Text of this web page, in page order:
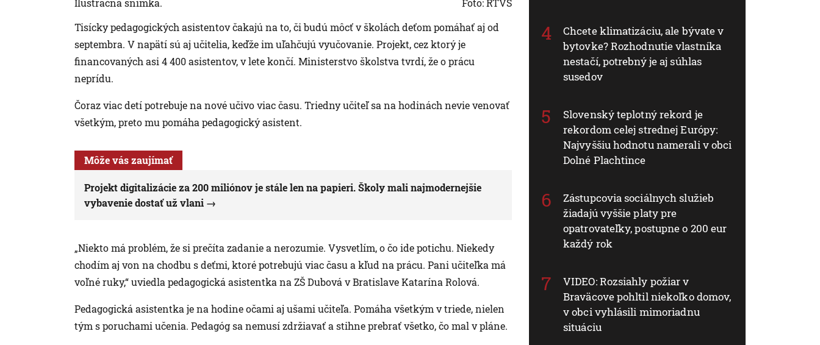
Tisícky pedagogických asistentov čakajú na to, či budú môcť v školách deťom pomáhať aj od
septembra. V napätí sú aj učitelia, keďže im uľahčujú vyučovanie. Projekt, cez ktorý je
financovaných asi 4 400 asistentov, v lete končí. Ministerstvo školstva tvrdí, že o prácu
neprídu.
Čoraz viac detí potrebuje na nové učivo viac času. Triedny učiteľ sa na hodinách nevie venovať
všetkým, preto mu pomáha pedagogický asistent.
Môže vás zaujímať
Projekt digitalizácie za 200 miliónov je stále len na papieri. Školy mali najmodernejšie
vybavenie dostať už vlani
„Niekto má problém, že si prečíta zadanie a nerozumie. Vysvetlím, o čo ide potichu. Niekedy
chodím aj von na chodbu s deťmi, ktoré potrebujú viac času a kľud na prácu. Pani učiteľka má
voľné ruky,“ uviedla pedagogická asistentka na ZŠ Dubová v Bratislave Katarína Rolová.
Pedagogická asistentka je na hodine očami aj ušami učiteľa. Pomáha všetkým v triede, nielen
tým s poruchami učenia. Pedagóg sa nemusí zdržiavať a stihne prebrať všetko, čo mal v pláne.
Chcete klimatizáciu, ale bývate v
bytovke? Rozhodnutie vlastníka
nestačí, potrebný je aj súhlas
susedov
Slovenský teplotný rekord je
rekordom celej strednej Európy:
Najvyššiu hodnotu namerali v obci
Dolné Plachtince
Zástupcovia sociálnych služieb
žiadajú vyššie platy pre
opatrovateľky, postupne o 200 eur
každý rok
VIDEO: Rozsiahly požiar v
Braväcove pohltil niekoľko domov,
v obci vyhlásili mimoriadnu
situáciu